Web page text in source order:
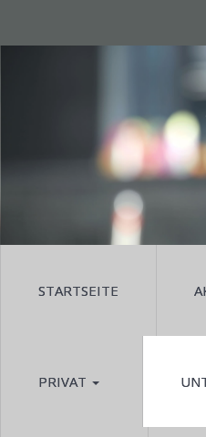
STARTSEITE
PRIVAT